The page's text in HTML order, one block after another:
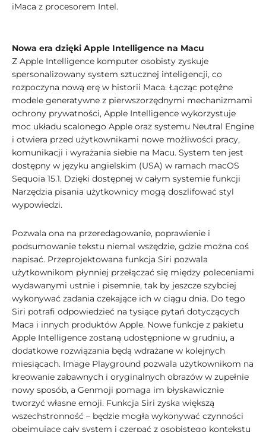
iMaca z procesorem Intel.
Nowa era dzięki Apple Intelligence na Macu
Z Apple Intelligence komputer osobisty zyskuje
spersonalizowany system sztucznej inteligencji, co
rozpoczyna nową erę w historii Maca. Łącząc potężne
modele generatywne z pierwszorzędnymi mechanizmami
ochrony prywatności, Apple Intelligence wykorzystuje
moc układu scalonego Apple oraz systemu Neutral Engine
i otwiera przed użytkownikami nowe możliwości pracy,
komunikacji i wyrażania siebie na Macu. System ten jest
dostępny w języku angielskim (USA) w ramach macOS
Sequoia 15.1. Dzięki dostępnej w całym systemie funkcji
Narzędzia pisania użytkownicy mogą doszlifować styl
wypowiedzi.
Pozwala ona na przeredagowanie, poprawienie i
podsumowanie tekstu niemal wszędzie, gdzie można coś
napisać. Przeprojektowana funkcja Siri pozwala
użytkownikom płynniej przełączać się między poleceniami
wydawanymi ustnie i pisemnie, tak by jeszcze szybciej
wykonywać zadania czekające ich w ciągu dnia. Do tego
Siri potrafi odpowiedzieć na tysiące pytań dotyczących
Maca i innych produktów Apple. Nowe funkcje z pakietu
Apple Intelligence zostaną udostępnione w grudniu, a
dodatkowe rozwiązania będą wdrażane w kolejnych
miesiącach. Image Playground pozwala użytkownikom na
kreowanie zabawnych i oryginalnych obrazów w zupełnie
nowy sposób, a Genmoji pomaga im błyskawicznie
tworzyć własne emoji. Funkcja Siri zyska większą
wszechstronność – będzie mogła wykonywać czynności
obejmujące cały system i czerpać z osobistego kontekstu